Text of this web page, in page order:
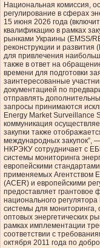
Национальная комиссия,
регулирование в сферах
15 июня 2026 года
квалификацию в рамках
рынками Украины (EMSS/
реконструкции и
для привлечения
также в ответ на
времени для подготовки
заинтересованные
документацией по
отправлять
запросы принимаются
Energy Market Surveillance
коммуникация
закупки также
международных закупок”,
НКРЭКУ сотрудничает с
системы мониторинга
европейскими
применяемых Агентством
(ACER) и европейскими
предоставляет грантовое
национального
системы для мониторинга,
оптовых энергетических
рамках имплементации
соответствии с
октября 2011 года по